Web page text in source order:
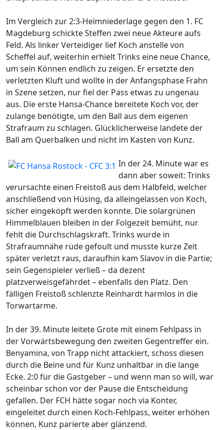
Im Vergleich zur 2:3-Heimniederlage gegen den 1. FC
Magdeburg schickte Steffen zwei neue Akteure aufs
Feld. Als linker Verteidiger lief Koch anstelle von
Scheffel auf, weiterhin erhielt Trinks eine neue Chance,
um sein Können endlich zu zeigen. Er ersetzte den
verletzten Kluft und wollte in der Anfangsphase Frahn
in Szene setzen, nur fiel der Pass etwas zu ungenau
aus. Die erste Hansa-Chance bereitete Koch vor, der
zulange benötigte, um den Ball aus dem eigenen
Strafraum zu schlagen. Glücklicherweise landete der
Ball am Querbalken und nicht im Kasten von Kunz.
In der 24. Minute war es
dann aber soweit: Trinks
verursachte einen Freistoß aus dem Halbfeld, welcher
anschließend von Hüsing, da alleingelassen von Koch,
sicher eingeköpft werden konnte. Die solargrünen
Himmelblauen bleiben in der Folgezeit bemüht, nur
fehlt die Durchschlagskraft. Trinks wurde in
Strafraumnähe rüde gefoult und musste kurze Zeit
später verletzt raus, daraufhin kam Slavov in die Partie;
sein Gegenspieler verließ – da dezent
platzverweisgefährdet – ebenfalls den Platz. Den
fälligen Freistoß schlenzte Reinhardt harmlos in die
Torwartarme.
In der 39. Minute leitete Grote mit einem Fehlpass in
der Vorwärtsbewegung den zweiten Gegentreffer ein.
Benyamina, von Trapp nicht attackiert, schoss diesen
durch die Beine und für Kunz unhaltbar in die lange
Ecke. 2:0 für die Gastgeber – und wenn man so will, war
scheinbar schon vor der Pause die Entscheidung
gefallen. Der FCH hätte sogar noch via Konter,
eingeleitet durch einen Koch-Fehlpass, weiter erhöhen
können, Kunz parierte aber glänzend.